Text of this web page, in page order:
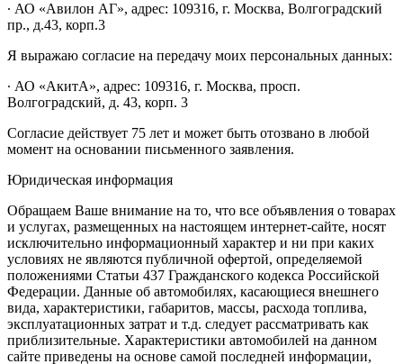
∙ АО «Авилон АГ», адрес: 109316, г. Москва, Волгоградский
пр., д.43, корп.3
Я выражаю согласие на передачу моих персональных данных:
∙ АО «АкитА», адрес: 109316, г. Москва, просп.
Волгоградский, д. 43, корп. 3
Согласие действует 75 лет и может быть отозвано в любой
момент на основании письменного заявления.
Юридическая информация
Обращаем Ваше внимание на то, что все объявления о товарах
и услугах, размещенных на настоящем интернет-сайте, носят
исключительно информационный характер и ни при каких
условиях не являются публичной офертой, определяемой
положениями Статьи 437 Гражданского кодекса Российской
Федерации. Данные об автомобилях, касающиеся внешнего
вида, характеристики, габаритов, массы, расхода топлива,
эксплуатационных затрат и т.д. следует рассматривать как
приблизительные. Характеристики автомобилей на данном
сайте приведены на основе самой последней информации,